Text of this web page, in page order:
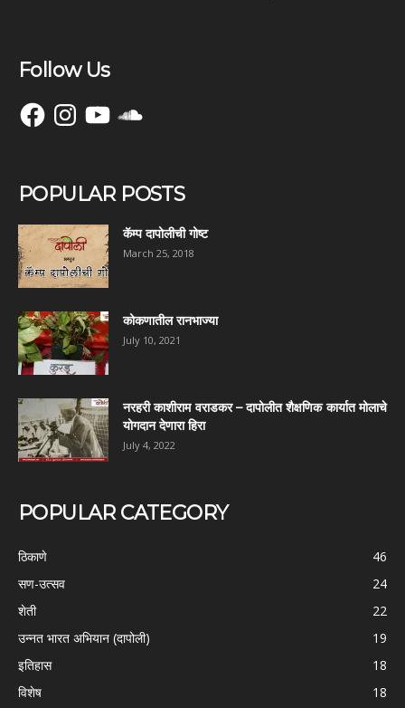
Follow Us
FacebookInstagramYouTubeSoundCloud
POPULAR POSTS
कॅम्प दापोलीची गोष्ट
March 25, 2018
कोकणातील रानभाज्या
July 10, 2021
नरहरी काशीराम वराडकर – दापोलीत शैक्षणिक कार्यात मोलाचे
योगदान देणारा हिरा
July 4, 2022
POPULAR CATEGORY
ठिकाणे
46
सण-उत्सव
24
शेती
22
उन्नत भारत अभियान (दापोली)
19
इतिहास
18
विशेष
18